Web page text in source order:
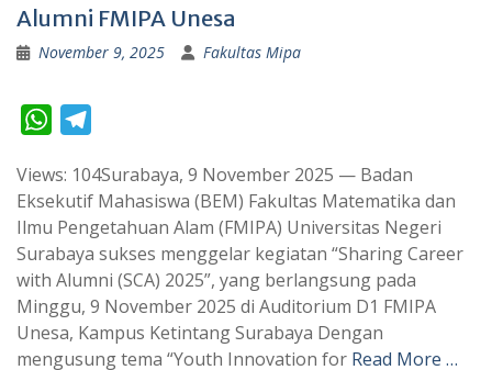
Alumni FMIPA Unesa
November 9, 2025 Fakultas Mipa
W
a
t
s
A
p
p
l
e
g
r
a
m
Views: 104Surabaya, 9 November 2025 — Badan
Eksekutif Mahasiswa (BEM) Fakultas Matematika dan
Ilmu Pengetahuan Alam (FMIPA) Universitas Negeri
Surabaya sukses menggelar kegiatan “Sharing Career
with Alumni (SCA) 2025”, yang berlangsung pada
Minggu, 9 November 2025 di Auditorium D1 FMIPA
Unesa, Kampus Ketintang Surabaya Dengan
mengusung tema “Youth Innovation for Read More …